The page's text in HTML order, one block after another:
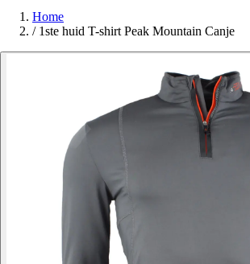
Home
/ 1ste huid T-shirt Peak Mountain Canje